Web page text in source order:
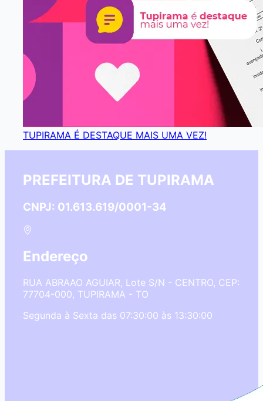
TUPIRAMA É DESTAQUE MAIS UMA VEZ!
PREFEITURA DE TUPIRAMA
CNPJ: 01.613.619/0001-34
Endereço
RUA ABRAAO AGUIAR, Lote S/N - CENTRO, CEP:
77704-000, TUPIRAMA - TO
Segunda à Sexta das 07:30:00 às 13:30:00